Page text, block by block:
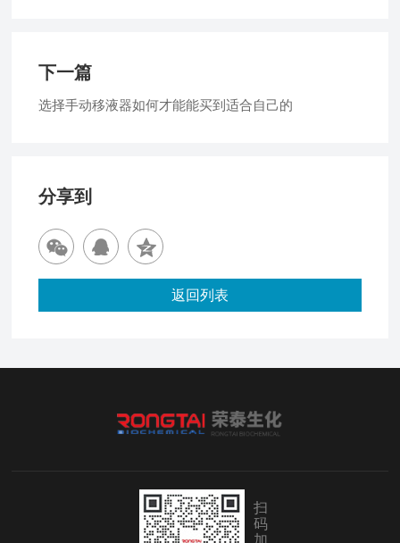
下一篇
选择手动移液器如何才能能买到适合自己的
分享到
返回列表
扫
码
加